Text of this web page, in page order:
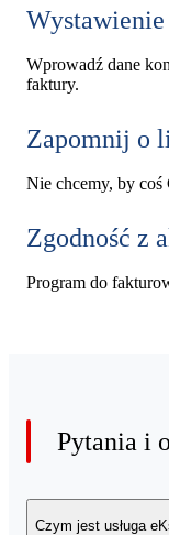
Wprowadź dane
faktury.
Zapomnij o
Nie chcemy, by
Zgodność z
Program do
Pytania i
Czym jest usługa